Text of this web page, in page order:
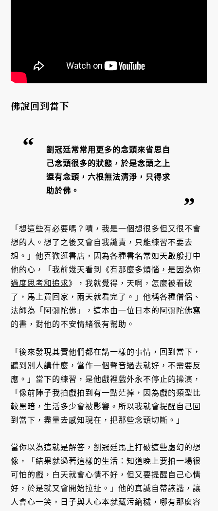
佛說回到當下
劉冠廷常常用更多的念頭來省思自
己念頭很多的狀態，於是念頭之上
還有念頭，六根無法清淨，只得求
助於佛。
「想這些有必要嗎？嘖，我是一個想很多但又很不會
想的人。想了之後又會自我譴責，只能練習不要去
想。」他喜歡逛書店，因為各種書名常如天啟般打中
他的心，「我前幾天看到《有那麼多煩惱，是因為你
過度思考和追求》，我就覺得，天啊，怎麼被看破
了，馬上買回家，兩天就看完了。」他稱各種僧侶、
法師為「阿彌陀佛」，這本由一位日本的阿彌陀佛寫
的書，對他的不安情緒很有幫助。
「後來發現其實他們都在講一樣的事情，回到當下，
聽到別人講什麼，當作一個聲音過去就好，不需要反
應。」當下的練習，是他戲裡戲外永不停止的操演，
「像前陣子我拍戲拍到有一點茫掉，因為戲的類型比
較黑暗，生活多少會被影響。所以我就會提醒自己回
到當下，盡量去感知現在，把那些念頭切斷。」
當你以為這就是解答，劉冠廷馬上打破這些虛幻的想
像，「結果就過著這樣的生活：知道晚上要拍一場很
可怕的戲，白天就會心情不好，但又要提醒自己心情
好，於是就又會開始拉扯。」他的真誠自帶詼諧，讓
人會心一笑，日子與人心本就藏污納穢，哪有那麼容